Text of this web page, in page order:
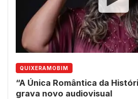
QUIXERAMOBIM
“A Única Romântica da
grava novo audiovisual